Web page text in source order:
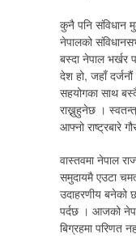
कुनै पनि संविधान
नेपालको
बस्दा नेपाल भर्खर
देश हो, जहाँ
सहयोगका साथ
राख्नुहुनेछ ।
आफ्नो राष्ट्रबारे
वास्तवमा नेपाल
समुदायमै एउटा
उदाहरणीय बनेको
पर्दछ । आजको
बिग्रहमा परिणत